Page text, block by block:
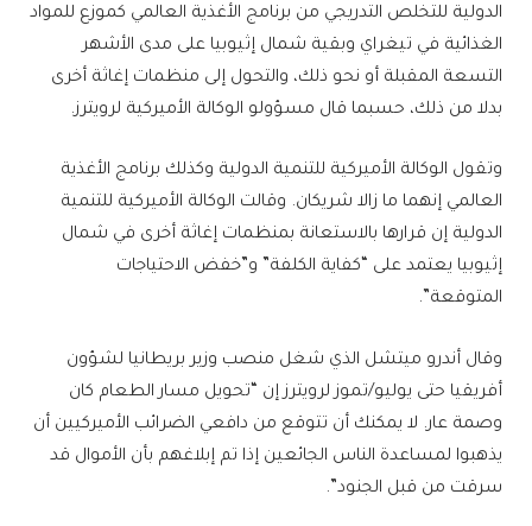
الدولية للتخلص التدريجي من برنامج الأغذية العالمي كموزع للمواد
الغذائية في تيغراي وبقية شمال إثيوبيا على مدى الأشهر
التسعة المقبلة أو نحو ذلك، والتحول إلى منظمات إغاثة أخرى
بدلا من ذلك، حسبما قال مسؤولو الوكالة الأميركية لرويترز.
وتقول الوكالة الأميركية للتنمية الدولية وكذلك برنامج الأغذية
العالمي إنهما ما زالا شريكان. وقالت الوكالة الأميركية للتنمية
الدولية إن قرارها بالاستعانة بمنظمات إغاثة أخرى في شمال
إثيوبيا يعتمد على “كفاية الكلفة” و”خفض الاحتياجات
المتوقعة”.
وقال أندرو ميتشل الذي شغل منصب وزير بريطانيا لشؤون
أفريقيا حتى يوليو/تموز لرويترز إن “تحويل مسار الطعام كان
وصمة عار. لا يمكنك أن تتوقع من دافعي الضرائب الأميركيين أن
يذهبوا لمساعدة الناس الجائعين إذا تم إبلاغهم بأن الأموال قد
سرقت من قبل الجنود”.